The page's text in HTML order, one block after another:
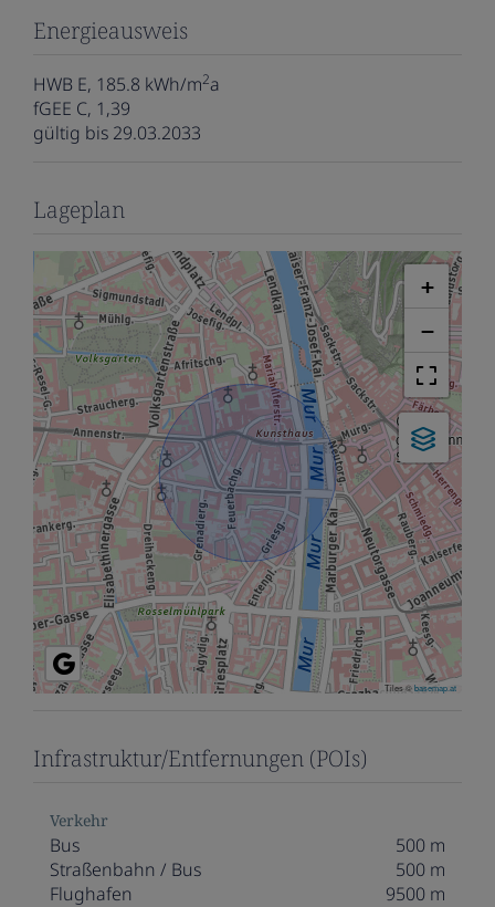
Energieausweis
HWB E, 185.8 kWh/m2a
fGEE C, 1,39
gültig bis 29.03.2033
Lageplan
+
−
Tiles ©basemap.at
Infrastruktur/Entfernungen (POIs)
Verkehr
Bus
500 m
Straßenbahn / Bus
500 m
Flughafen
9500 m